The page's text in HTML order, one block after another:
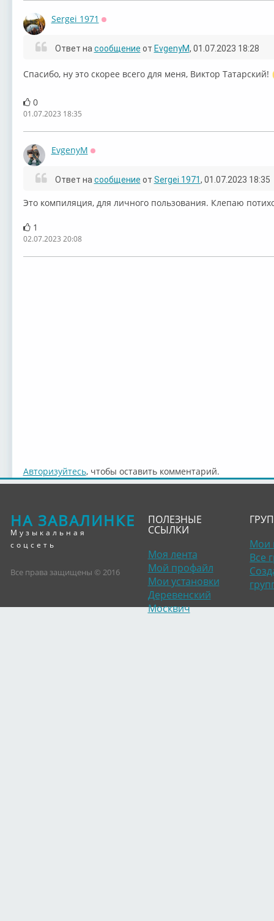
Sergei 1971
Ответ на сообщение от EvgenyM, 01.07.2023 18:28
Спасибо, ну это скорее всего для меня, Виктор Татарский!
0
01.07.2023 18:35
EvgenyM
Ответ на сообщение от Sergei 1971, 01.07.2023 18:35
Это компиляция, для личного пользования. Клепаю
1
02.07.2023 20:08
Авторизуйтесь, чтобы оставить комментарий.
НА ЗАВАЛИНКЕ
Музыкальная
соцсеть
Все права защищены © 2016
ПОЛЕЗНЫЕ
ССЫЛКИ
Моя лента
Мой профайл
Мои установки
Деревенский
Москвич
Мои
Все